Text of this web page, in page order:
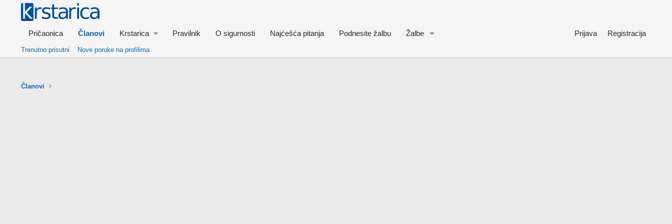
Pričaonica Članovi Krstarica Pravilnik O sigurnosti Najćešća pitanja Podnesite žalbu Žalbe Prijava Registracija
Trenutno prisutni Nove poruke na profilima
Članovi